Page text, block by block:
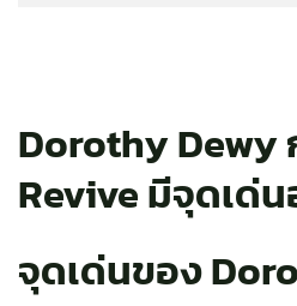
Dorothy Dewy
Revive มีจุดเด่น
จุดเด่นของ